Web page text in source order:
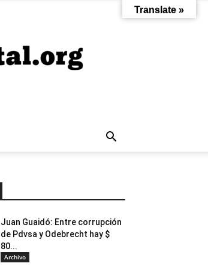
Juan Guaidó: Entre corrupción
de Pdvsa y Odebrecht hay $
80...
Archivo
Translate »